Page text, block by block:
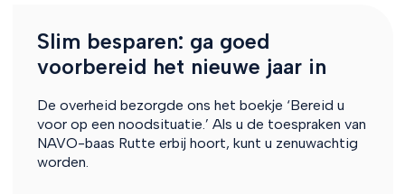
Slim besparen: ga goed
voorbereid het nieuwe jaar in
De overheid bezorgde ons het boekje ‘Bereid u
voor op een noodsituatie.’ Als u de toespraken van
NAVO-baas Rutte erbij hoort, kunt u zenuwachtig
worden.